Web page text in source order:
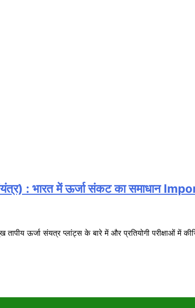
: भारत में ऊर्जा संकट का समाधान
ऊर्जा संयत्र प्लांट्स के बारे में और प्रतियोगी परीक्षाओं में